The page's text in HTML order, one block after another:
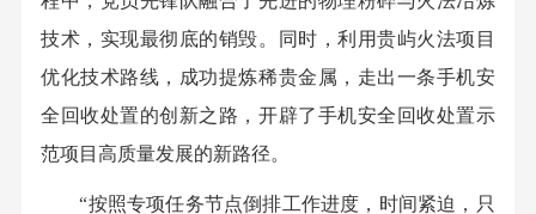
技术，实现最彻底的销毁。同时，利用贵屿火法项目
优化技术路线，成功提炼稀贵金属，走出一条手机安
全回收处置的创新之路，开辟了手机安全回收处置示
范项目高质量发展的新路径。
“按照专项任务节点倒排工作进度，时间紧迫，只